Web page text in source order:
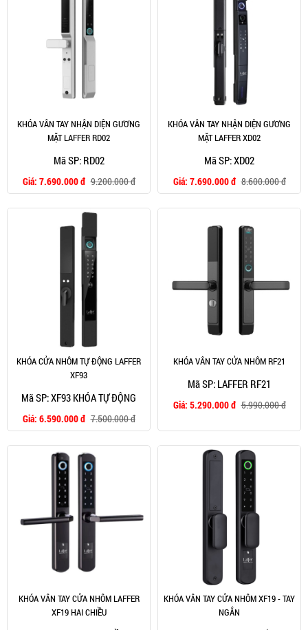
KHÓA VÂN TAY NHẬN DIỆN GƯƠNG
MẶT LAFFER RD02
Mã SP: RD02
Giá: 7.690.000 đ 9.200.000 đ
KHÓA VÂN TAY NHẬN DIỆN GƯƠNG
MẶT LAFFER XD02
Mã SP: XD02
Giá: 7.690.000 đ 8.600.000 đ
KHÓA CỬA NHÔM TỰ ĐỘNG LAFFER
XF93
Mã SP: XF93 KHÓA TỰ ĐỘNG
Giá: 6.590.000 đ 7.500.000 đ
KHÓA VÂN TAY CỬA NHÔM RF21
Mã SP: LAFFER RF21
Giá: 5.290.000 đ 5.990.000 đ
KHÓA VÂN TAY CỬA NHÔM LAFFER
XF19 HAI CHIỀU
KHÓA VÂN TAY CỬA NHÔM XF19 - TAY
NGẮN